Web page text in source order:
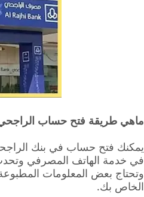
ماهي طريقة فتح حساب
يمكنك فتح حساب في بنك
في خدمة الهاتف المصرفي
وتحتاج بعض المعلومات
الخاص بك.